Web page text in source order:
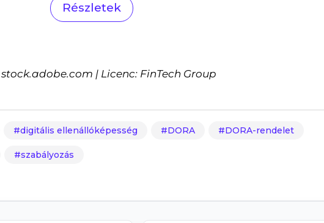
Részletek
| Licenc: FinTech Group
digitális ellenállóképesség DORA DORA-rendelet
szabályozás